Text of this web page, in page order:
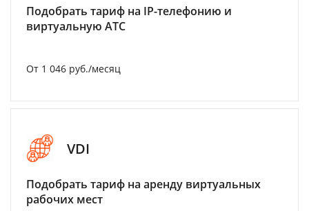
Подобрать тариф на IP-телефонию и
виртуальную АТС
От 1 046 руб./месяц
VDI
Подобрать тариф на аренду виртуальных
рабочих мест